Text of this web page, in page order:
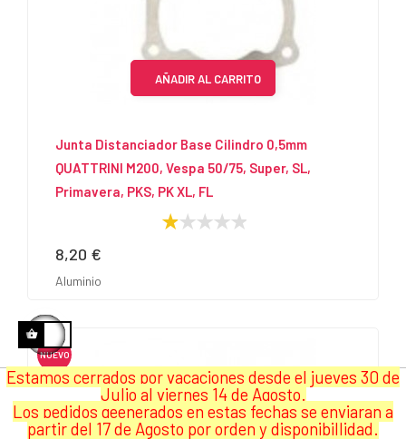
Estamos cerrados por vacaciones desde el jueves 30 de
Julio al viernes 14 de Agosto.
Los pedidos geenerados en estas fechas se enviaran a
partir del 17 de Agosto por orden y disponibillidad.
AÑADIR AL CARRITO
Junta Distanciador Base Cilindro 0,5mm
QUATTRINI M200, Vespa 50/75, Super, SL,
Primavera, PKS, PK XL, FL
Precio
8,20 €
Aluminio
NUEVO